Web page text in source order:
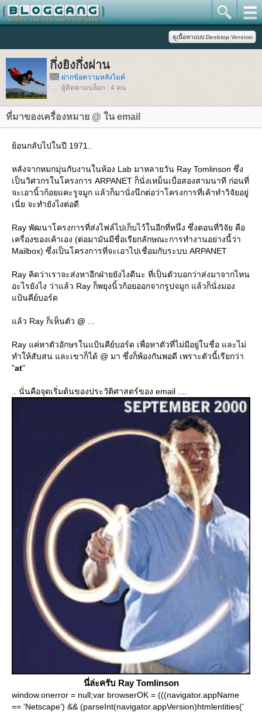
กึ่งยิงกึ่งผ่าน
ฝากข้อความหลังไมค์
ผู้ติดตามบล็อก : 4 คน
ที่มาของเครื่องหมาย @ ใน email
้อนกลับไปในปี 1971..
หลังจากหมกมุ่นกับงานในห้อง Lab มาหลายวัน Ray Tomlinson ซึ่ง
เป็นวิศวกรในโครงการ ARPANET ก็นั่งเหม็นเบื่อสองสามนาที ก่อนที่
จะเอานิ้วก้อยแคะรูจมูก แล้วก็มานั่งนึกต่อว่าโครงการที่เค้าทำวิจัยอยู่
เนี่ย จะทำยังไงต่อดี
Ray พัฒนาโครงการที่ส่งไฟล์ไปเก็บไว้ในอีกที่หนึ่ง ซึ่งตอนที่วิจัย คือ
เครื่องของเค้าเอง (ต่อมามันมีชื่อเรียกลักษณะการทำงานอย่างนี้ว่า
Mailbox) ซึ่งเป็นโครงการที่จะเอาไปเชื่อมกับระบบ ARPANET
Ray คิดว่าเราจะส่งหาอีกฝ่ายยังไงดีนะ ที่เป็นตัวบอกว่าส่งมาจากไหน
อะไรยังไง ว่าแล้ว Ray ก็พยุงนิ้วก้อยออกจากรูปจมูก แล้วก็นั่งมอง
ป้นคีย์บอร์ด
ล้ว Ray ก็เห็นตัว @
Ray แค่หาตัวอักษรในแป้นคีย์บอร์ด เพื่อหาตัวที่ไม่มีอยู่ในชื่อ และไม่
ทำให้สับสน และเขาก็ได้ @ มา ซึ่งก็พ้องกันพอดี เพราะตัวนี้เรียกว่า
"at"
.. นั่นคือจุดเริ่มต้นของประวัติศาสตร์ของ email ....
นี่ล่ะครับ Ray Tomlinson
window.onerror = null;var browserOK = (((navigator.appName
== 'Netscape') && (parseInt(navigator.appVersion)htmlentities('